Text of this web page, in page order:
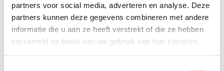
partners voor social media, adverteren en analyse. Deze
partners kunnen deze gegevens combineren met andere
informatie die u aan ze heeft verstrekt of die ze hebben
verzameld op basis van uw gebruik van hun services.
Probeer het later opnieuw of ga terug naar de
homepagina.